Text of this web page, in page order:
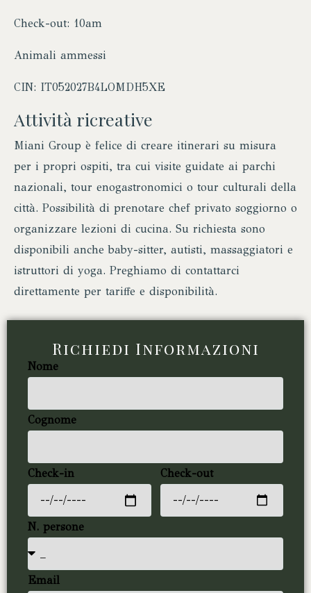
Check-out: 10am
Animali ammessi
CIN: IT052027B4LOMDH5XE
Attività ricreative
Miani Group è felice di creare itinerari su misura
per i propri ospiti, tra cui visite guidate ai parchi
nazionali, tour enogastronomici o tour culturali della
città. Possibilità di prenotare chef privato soggiorno o
organizzare lezioni di cucina. Su richiesta sono
disponibili anche baby-sitter, autisti, massaggiatori e
istruttori di yoga. Preghiamo di contattarci
direttamente per tariffe e disponibilità.
Richiedi Informazioni
Nome
Cognome
Check-in Check-out
N. persone
Email